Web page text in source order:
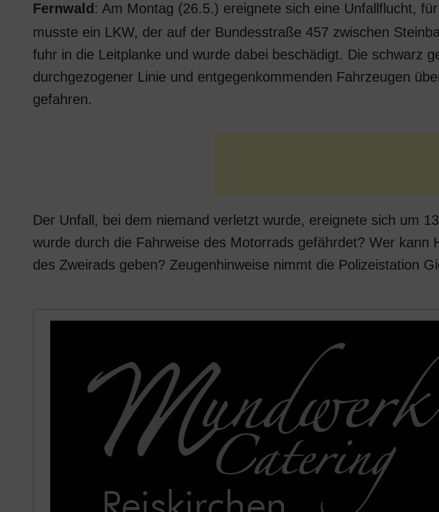
Fernwald : Am Montag (26.5.) ereignete sich eine Unfallflucht,
musste ein LKW, der auf der Bundesstraße 457 zwischen
fuhr in die Leitplanke und wurde dabei beschädigt. Die schwarz
durchgezogener Linie und entgegenkommenden Fahrzeugen
gefahren.
Der Unfall, bei dem niemand verletzt wurde, ereignete sich um
wurde durch die Fahrweise des Motorrads gefährdet? Wer
des Zweirads geben? Zeugenhinweise nimmt die Polizeistation